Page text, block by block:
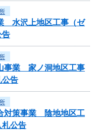
水沢上地区工事（ゼ
告
事業 家ノ洞地区工事
公告
対策事業 陰地地区工
札公告